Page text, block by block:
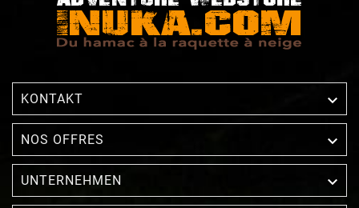
KONTAKT 
NOS OFFRES 
UNTERNEHMEN 